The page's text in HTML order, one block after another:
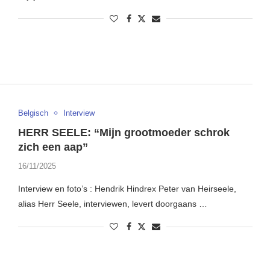
Belgisch Interview
HERR SEELE: “Mijn grootmoeder schrok
zich een aap”
16/11/2025
Interview en foto’s : Hendrik Hindrex Peter van Heirseele,
alias Herr Seele, interviewen, levert doorgaans …